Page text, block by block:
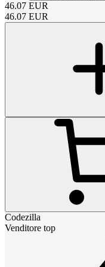
46.07 EUR
46.07 EUR
Codezilla
Venditore top